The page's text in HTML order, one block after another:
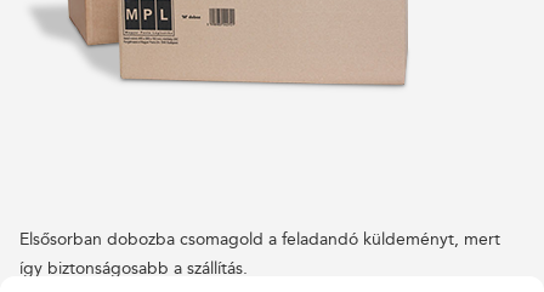
Elsősorban dobozba csomagold a feladandó küldeményt, mert
így biztonságosabb a szállítás.